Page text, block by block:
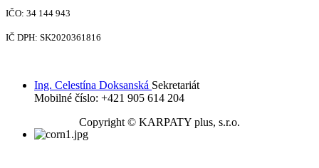
IČO: 34 144 943
IČ DPH: SK2020361816
Ing. Celestína Doksanská Sekretariát
Mobilné číslo: +421 905 614 204
Copyright © KARPATY plus, s.r.o.